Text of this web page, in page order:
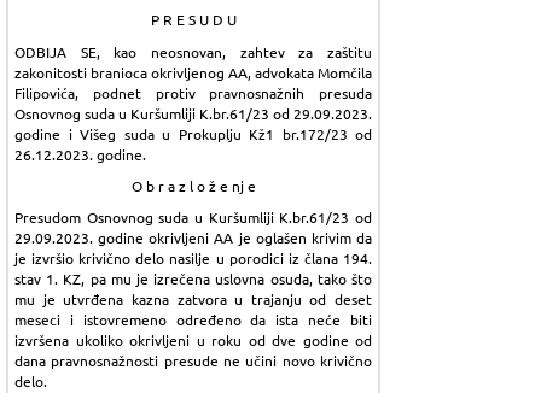
P R E S U D U
ODBIJA SE, kao neosnovan, zahtev za zaštitu
zakonitosti branioca okrivljenog AA, advokata Momčila
Filipovića, podnet protiv pravnosnažnih presuda
Osnovnog suda u Kuršumliji K.br.61/23 od 29.09.2023.
godine i Višeg suda u Prokuplju Kž1 br.172/23 od
26.12.2023. godine.
O b r a z l o ž e nj e
Presudom Osnovnog suda u Kuršumliji K.br.61/23 od
29.09.2023. godine okrivljeni AA je oglašen krivim da
je izvršio krivično delo nasilje u porodici iz člana 194.
stav 1. KZ, pa mu je izrečena uslovna osuda, tako što
mu je utvrđena kazna zatvora u trajanju od deset
meseci i istovremeno određeno da ista neće biti
izvršena ukoliko okrivljeni u roku od dve godine od
dana pravnosnažnosti presude ne učini novo krivično
delo.